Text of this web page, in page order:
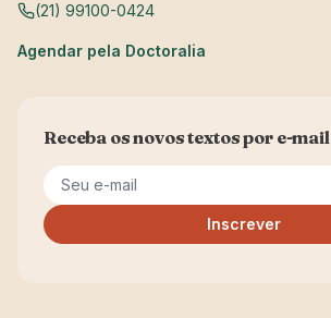
(21) 99100-0424
Agendar pela Doctoralia
Receba os novos textos por e-mail
Seu e-mail
Inscrever